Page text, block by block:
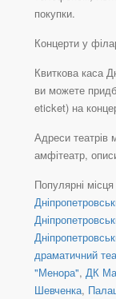
покупки.
Концерти у
Квиткова каса
ви можете
eticket) на
Адреси театрів
амфітеатр,
Популярні
драматичний
"Менора", ДК
Шевченка,